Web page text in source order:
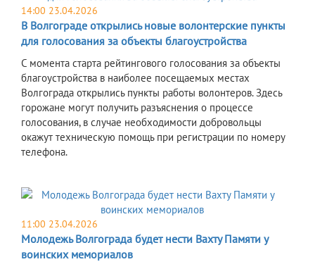
14:00 23.04.2026
В Волгограде открылись новые волонтерские пункты
для голосования за объекты благоустройства
С момента старта рейтингового голосования за объекты
благоустройства в наиболее посещаемых местах
Волгограда открылись пункты работы волонтеров. Здесь
горожане могут получить разъяснения о процессе
голосования, в случае необходимости добровольцы
окажут техническую помощь при регистрации по номеру
телефона.
11:00 23.04.2026
Молодежь Волгограда будет нести Вахту Памяти у
воинских мемориалов